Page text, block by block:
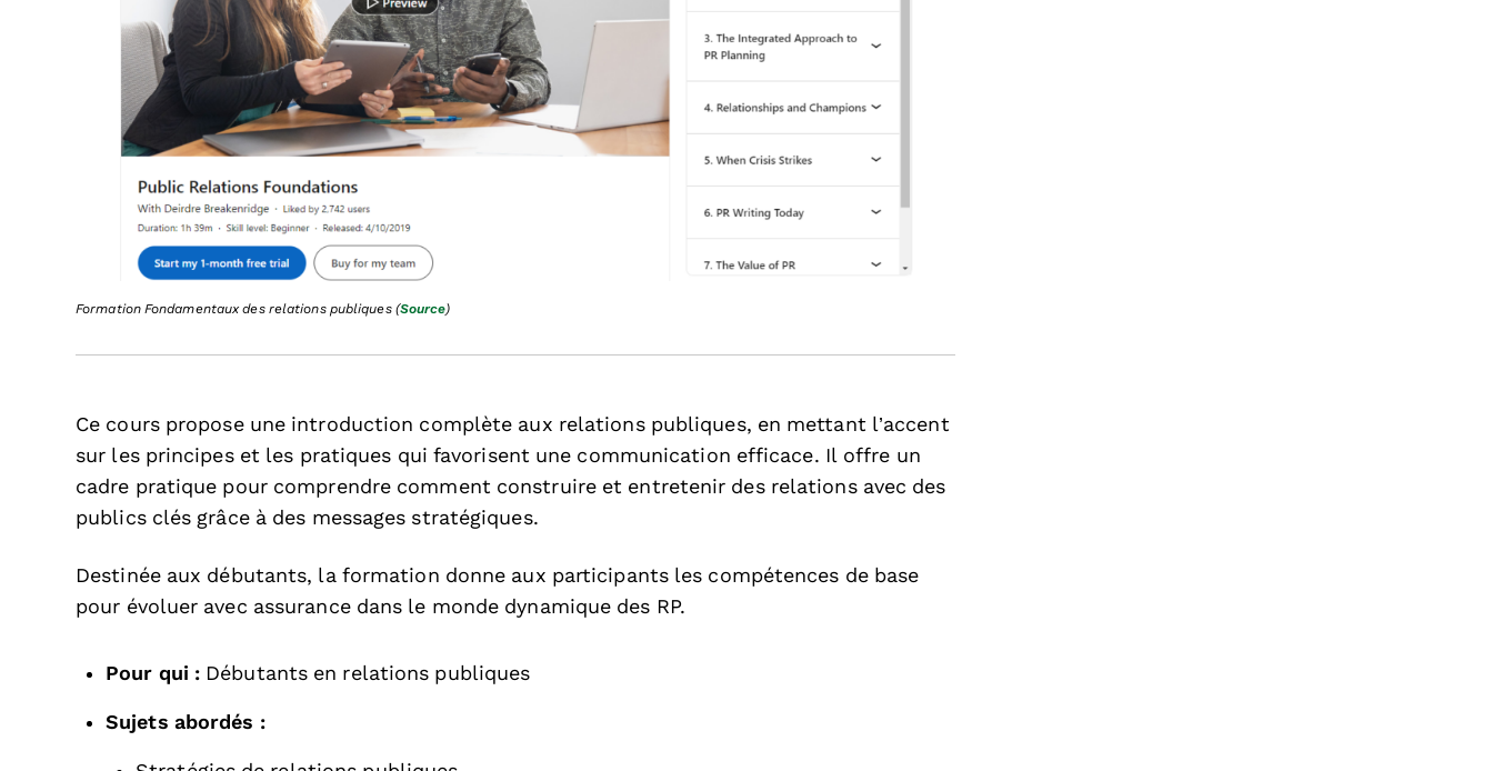
Formation Fondamentaux des relations publiques (Source)
Ce cours propose une introduction complète aux relations publiques, en mettant l’accent
sur les principes et les pratiques qui favorisent une communication efficace. Il offre un
cadre pratique pour comprendre comment construire et entretenir des relations avec des
publics clés grâce à des messages stratégiques.
Destinée aux débutants, la formation donne aux participants les compétences de base
pour évoluer avec assurance dans le monde dynamique des RP.
Pour qui : Débutants en relations publiques
Sujets abordés :